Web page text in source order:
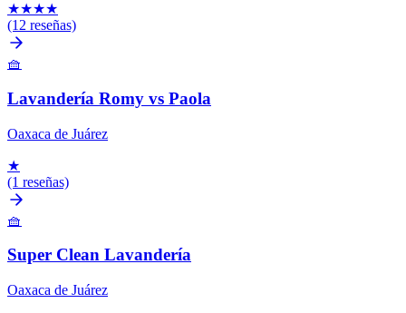
★★★★
(12 reseñas)
🧺
Lavandería Romy vs Paola
Oaxaca de Juárez
★
(1 reseñas)
🧺
Super Clean Lavandería
Oaxaca de Juárez